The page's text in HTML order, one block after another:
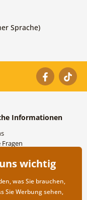
Sprache)
Informationen
undwichtig
was Sie brauchen,
Sie Werbung sehen,